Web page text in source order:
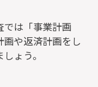
では「事業計画
や返済計画をし
ょう。